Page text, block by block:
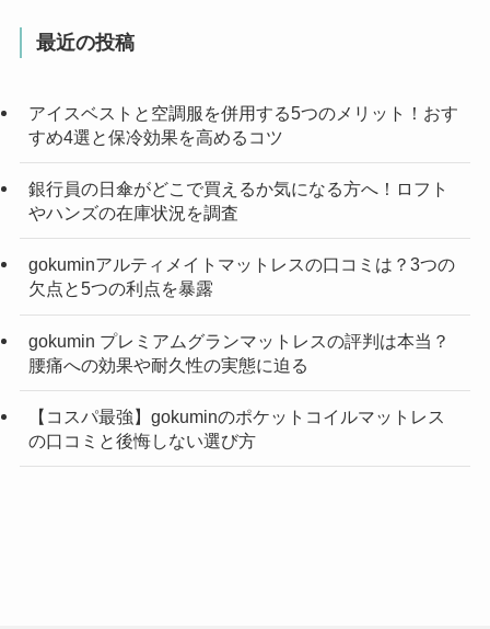
最近の投稿
アイスベストと空調服を併用する5つのメリット！おす
すめ4選と保冷効果を高めるコツ
銀行員の日傘がどこで買えるか気になる方へ！ロフト
やハンズの在庫状況を調査
gokuminアルティメイトマットレスの口コミは？3つの
欠点と5つの利点を暴露
gokumin プレミアムグランマットレスの評判は本当？
腰痛への効果や耐久性の実態に迫る
【コスパ最強】gokuminのポケットコイルマットレス
の口コミと後悔しない選び方